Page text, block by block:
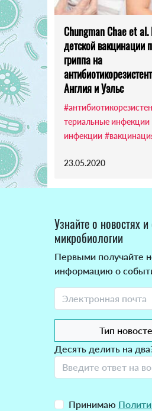
Chungman Chae et
детской вакцинации
гриппа на
Англия и Уэльс
териальные инфекции
инфекции
23.05.2020
Узнайте о новостях
микробиологии
Первыми получайте
информацию о
Тип
Десять делить на
Принимаю